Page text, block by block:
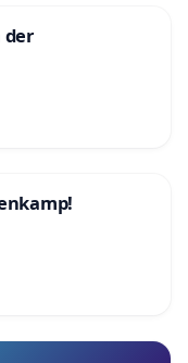
School of
Kaltbad
von 1987
Weggis
Zürich /
der